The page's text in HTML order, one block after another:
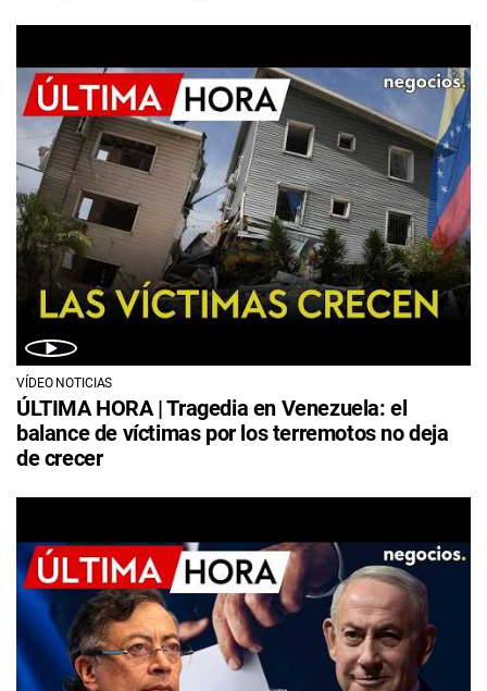
VÍDEO NOTICIAS
ÚLTIMA HORA | Tragedia en Venezuela: el
balance de víctimas por los terremotos no deja
de crecer